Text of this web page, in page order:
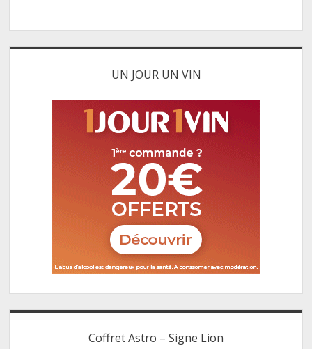
UN JOUR UN VIN
Coffret Astro – Signe Lion